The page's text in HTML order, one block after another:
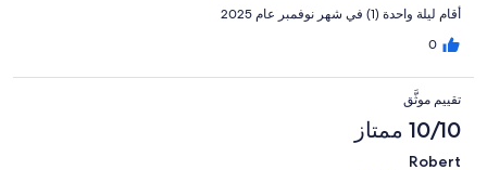
أقام ليلة واحدة (1) في شهر نوفمبر عام 2025
0
تقييم موثَّق
10/10 ممتاز
Robert